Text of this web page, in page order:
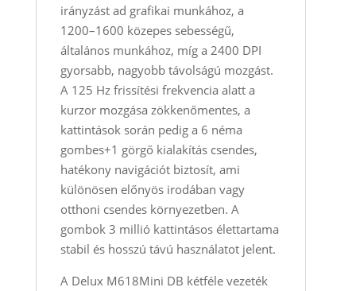
irányzást ad grafikai munkához, a
1200–1600 közepes sebességű,
általános munkához, míg a 2400 DPI
gyorsabb, nagyobb távolságú mozgást.
A 125 Hz frissítési frekvencia alatt a
kurzor mozgása zökkenőmentes, a
kattintások során pedig a 6 néma
gombes+1 görgő kialakítás csendes,
hatékony navigációt biztosít, ami
különösen előnyös irodában vagy
otthoni csendes környezetben. A
gombok 3 millió kattintásos élettartama
stabil és hosszú távú használatot jelent.
A Delux M618Mini DB kétféle vezeték